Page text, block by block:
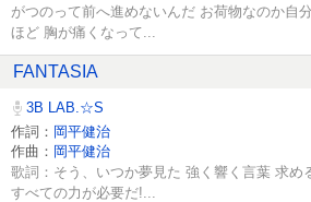
がつのって前へ進めないんだ お荷物なのか自
ほど 胸が痛くなって...
FANTASIA
3B LAB.☆S
作詞： 岡平健治
作曲： 岡平健治
歌詞：そう、いつか夢見た 強く響く言葉 求め
すべての力が必要だ!...